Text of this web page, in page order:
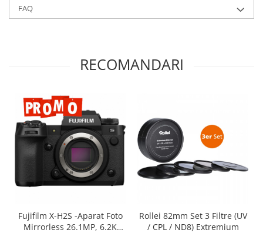
FAQ
RECOMANDARI
Fujifilm X-H2S -Aparat Foto
Mirrorless 26.1MP, 6.2K
Rollei 82mm Set 3 Filtre (UV
/ CPL / ND8) Extremium